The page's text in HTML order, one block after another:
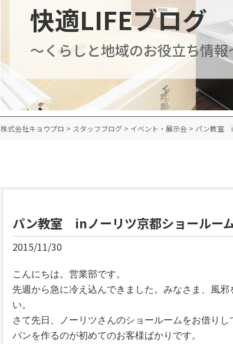
快適LIFEブログ
～くらしと地域のお役立ち情報
株式会社キョウプロ > スタッフブログ > イベント・展示会 > パン教室
パン教室 inノーリツ京都ショールー
2015/11/30
こんにちは。営業部です。
先週から急に冷え込んできました。みなさま、風
い。
さて先日、ノーリツさんのショールームをお借りし
パンを作るのが初めてのお客様ばかりです。